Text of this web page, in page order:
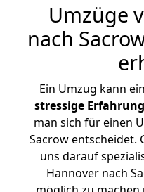
Umzüge
nach
Ein Umzug kann
stressige Erfahrung
man sich für einen
Sacrow entscheidet.
uns darauf
Hannover nach